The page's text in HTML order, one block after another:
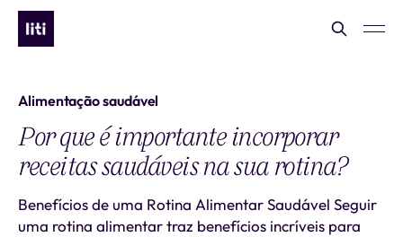
Alimentação saudável
Por que é importante incorporar
receitas saudáveis na sua rotina?
Benefícios de uma Rotina Alimentar Saudável Seguir
uma rotina alimentar traz benefícios incríveis para